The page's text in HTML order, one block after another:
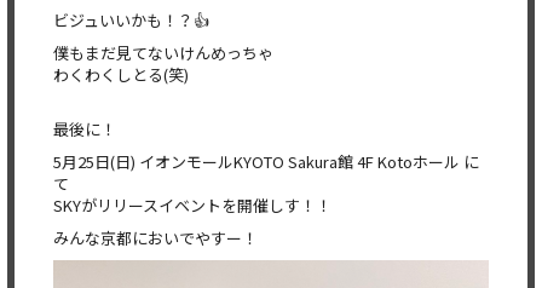
ビジュいいかも！？👍
僕もまだ見てないけんめっちゃ
わくわくしとる(笑)
最後に！
5月25日(日) イオンモールKYOTO Sakura館 4F Kotoホール に
て
SKYがリリースイベントを開催しす！！
みんな京都においでやすー！